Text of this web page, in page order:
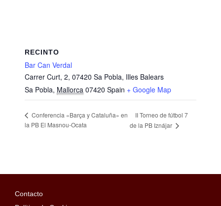
RECINTO
Bar Can Verdal
Carrer Curt, 2, 07420 Sa Pobla, Illes Balears
Sa Pobla, Mallorca 07420 Spain + Google Map
Conferencia «Barça y Cataluña» en
la PB El Masnou-Ocata
II Torneo de fútbol 7
de la PB Iznájar
Contacto